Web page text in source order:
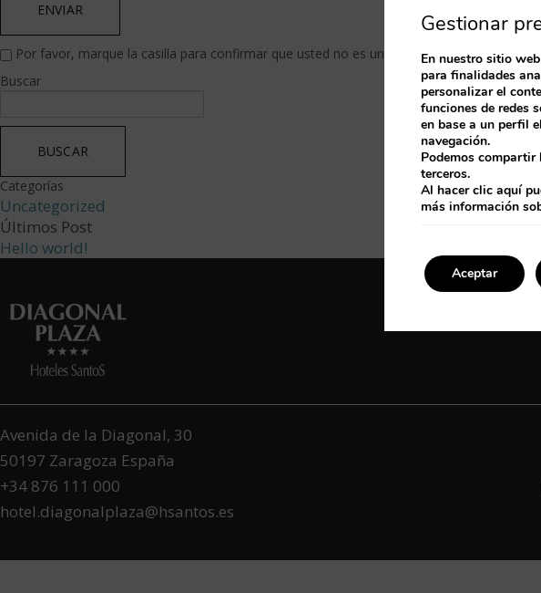
Por favor, marque la casilla para confirmar que usted no es un spammer
Buscar
Categorías
Uncategorized
Últimos Post
Hello world!
Avenida de la Diagonal, 30
50197 Zaragoza España
+34 876 111 000
hotel.diagonalplaza@hsantos.es
Gestionar
En nuestro sitio
para finalidades
personalizar el
funciones de redes
en base a un perfil
navegación.
Podemos
terceros.
Al hacer clic aquí
más información
Aceptar